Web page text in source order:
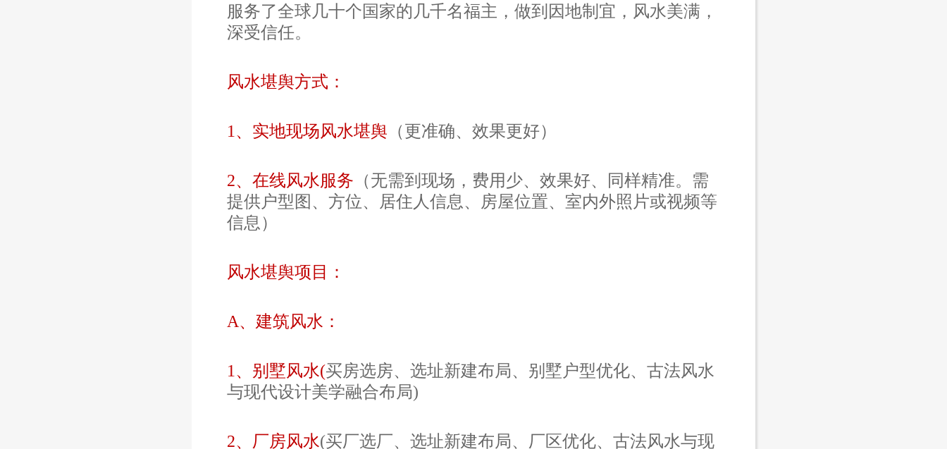
服务了全球几十个国家的几千名福主，做到因地制宜，风水美满，
深受信任。
风水堪舆方式：
1、实地现场风水堪舆 （更准确、效果更好）
2、在线风水服务 （无需到现场，费用少、效果好、同样精准。需
提供户型图、方位、居住人信息、房屋位置、室内外照片或视频等
信息）
风水堪舆项目：
A、建筑风水：
1、别墅风水(买房选房、选址新建布局、别墅户型优化、古法风水
与现代设计美学融合布局)
2、厂房风水(买厂选厂、选址新建布局、厂区优化、古法风水与现